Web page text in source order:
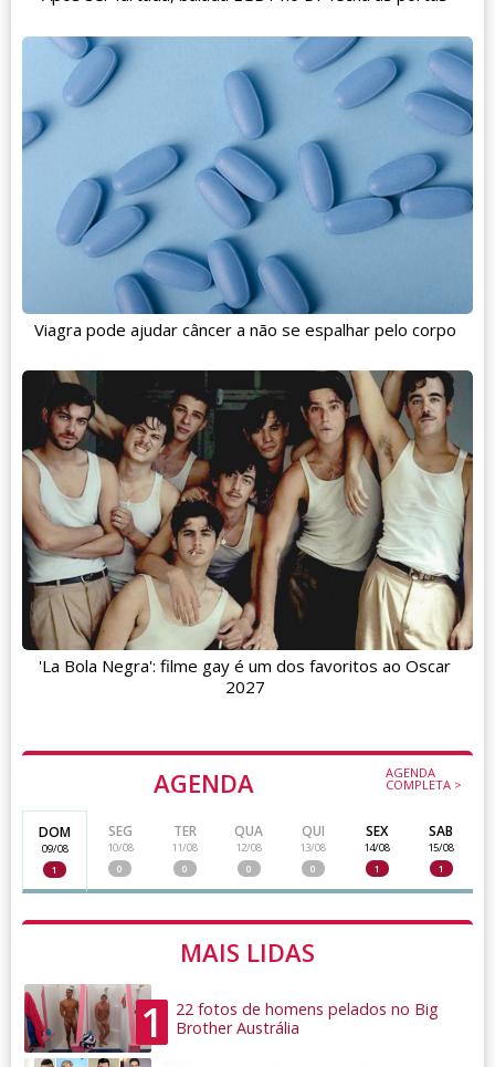
AGENDA AGENDA
COMPLETA >
DOM
09/08
1
SEG
10/08
0
TER
11/08
0
QUA
12/08
0
QUI
13/08
0
SEX
14/08
1
SAB
15/08
1
MAIS LIDAS
1
22 fotos de homens pelados no Big
Brother Austrália
Viagra pode ajudar câncer a não se espalhar pelo corpo
'La Bola Negra': filme gay é um dos favoritos ao Oscar
2027